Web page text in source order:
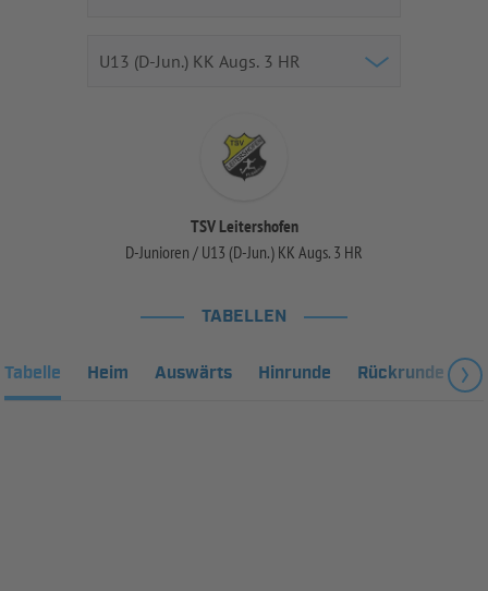
TSV Leitershofen
D-Junioren / U13 (D-Jun.) KK Augs. 3 HR
TABELLEN
Tabelle Heim Auswärts Hinrunde Rückrunde